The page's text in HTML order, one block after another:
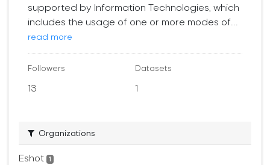
supported by Information Technologies, which
includes the usage of one or more modes of...
read more
Followers
13
Datasets
1
Organizations
Eshot 1